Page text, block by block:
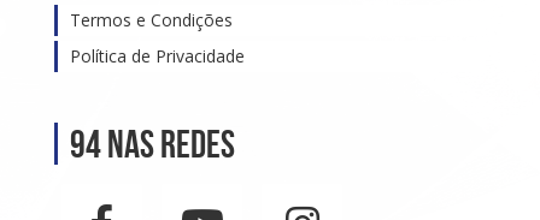
Termos e Condições
Política de Privacidade
94 nas Redes